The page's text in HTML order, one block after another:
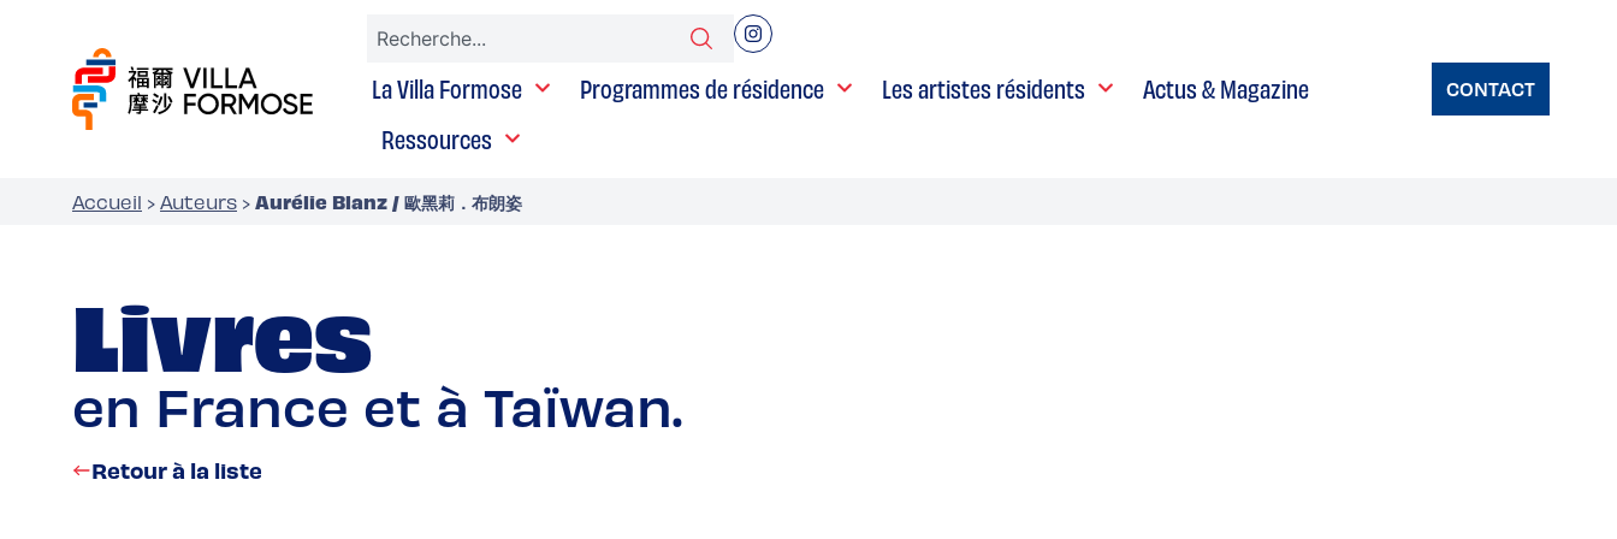
La Villa Formose Programmes de résidence Les artistes résidents
Actus & Magazine
Ressources
CONTACT
Accueil › Auteurs › Aurélie Blanz / 歐黑莉．布朗姿
Livres
en France et à Taïwan.
Retour à la liste